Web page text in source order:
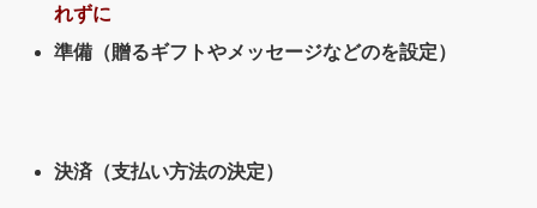
れずに
準備（贈るギフトやメッセージなどのを設定）
決済（支払い方法の決定）